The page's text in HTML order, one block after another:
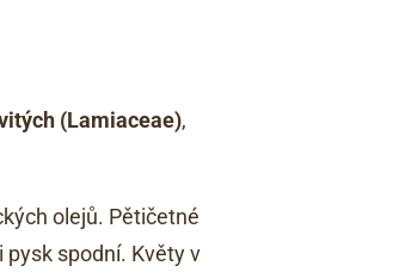
(Lamiaceae),
olejů. Pětičetné
spodní. Květy v